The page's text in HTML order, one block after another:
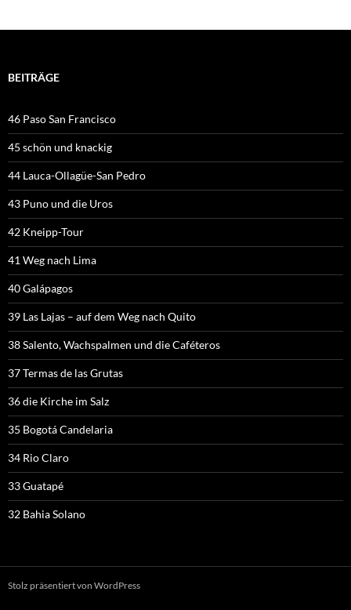
BEITRÄGE
46 Paso San Francisco
45 schön und knackig
44 Lauca-Ollagüe-San Pedro
43 Puno und die Uros
42 Kneipp-Tour
41 Weg nach Lima
40 Galápagos
39 Las Lajas – auf dem Weg nach Quito
38 Salento, Wachspalmen und die Caféteros
37 Termas de las Grutas
36 die Kirche im Salz
35 Bogotá Candelaria
34 Rio Claro
33 Guatapé
32 Bahia Solano
Stolz präsentiert von WordPress